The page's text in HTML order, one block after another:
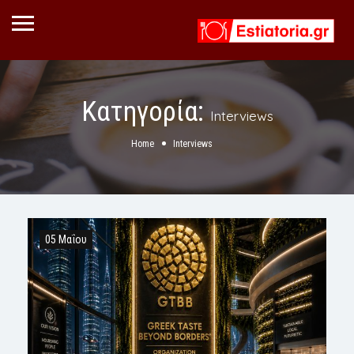
Κατηγορία:Interviews
Home Interviews
05 Μαΐου